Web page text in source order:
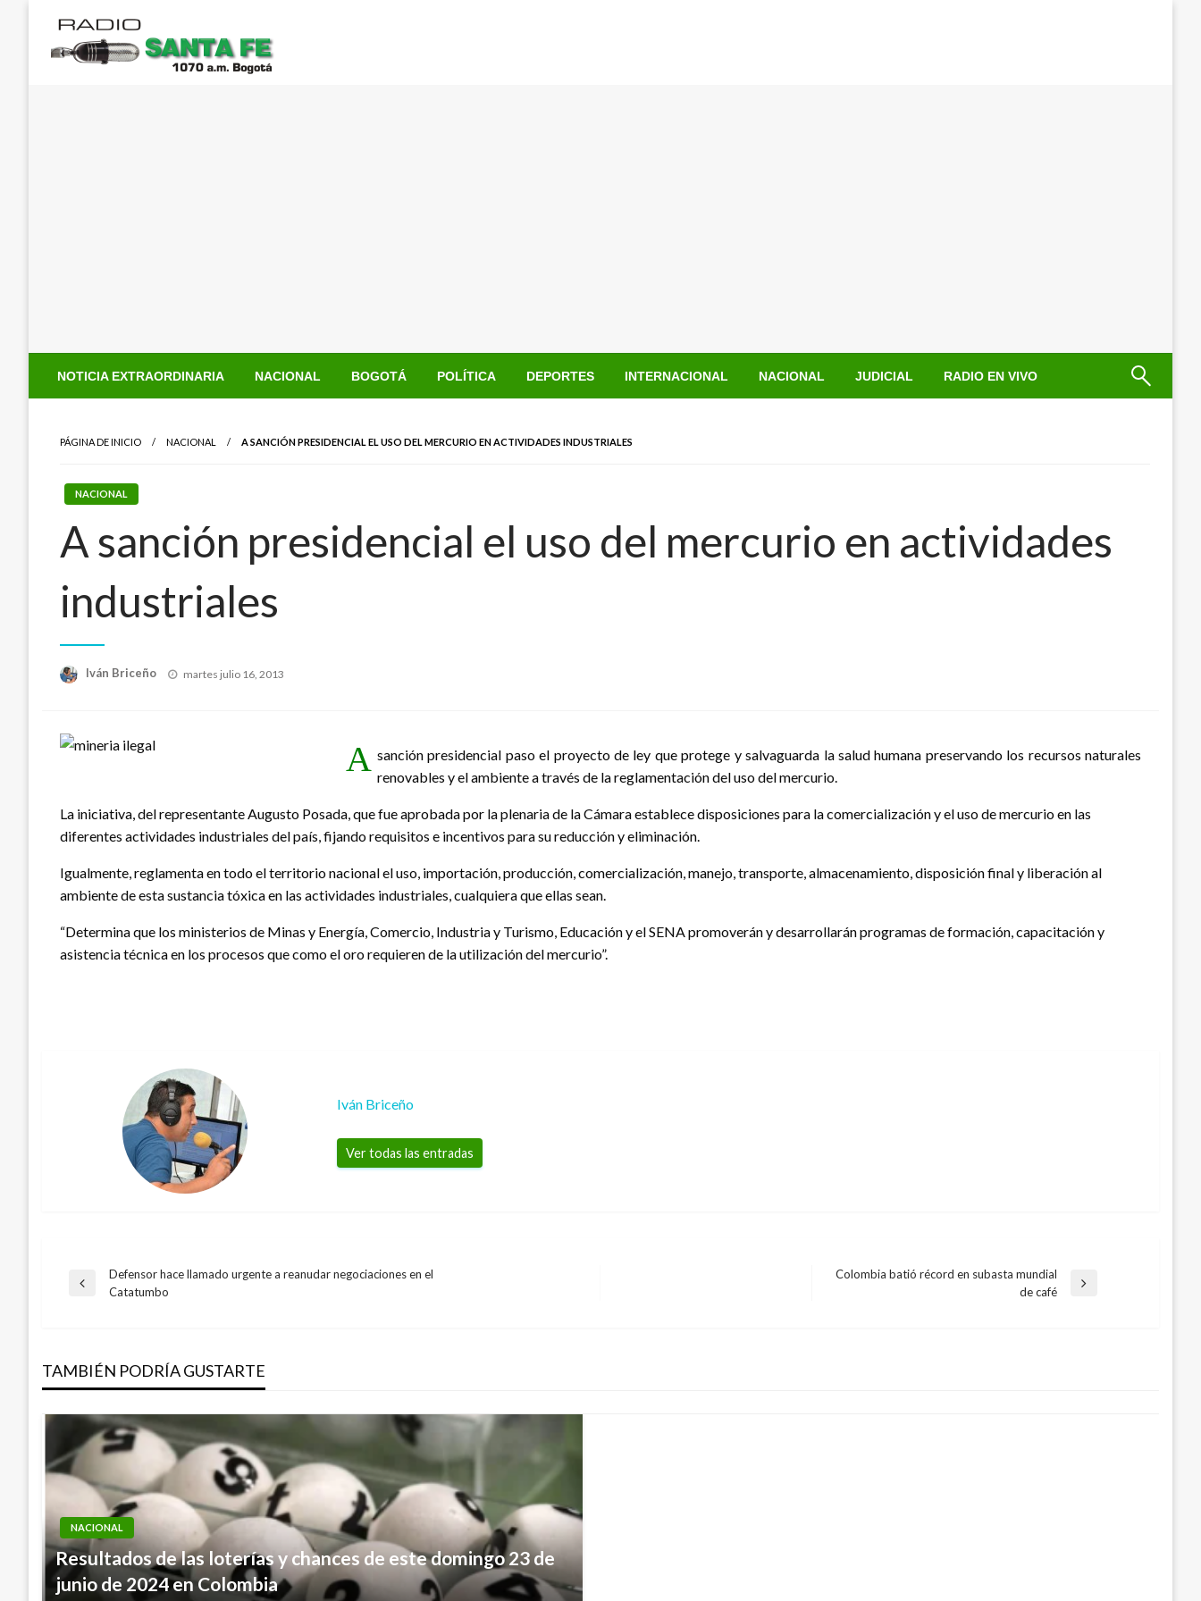
contenido
NOTICIA EXTRAORDINARIA NACIONAL BOGOTÁ POLÍTICA DEPORTES INTERNACIONAL NACIONAL JUDICIAL RADIO EN VIVO
PÁGINA DE INICIO NACIONAL A SANCIÓN PRESIDENCIAL EL USO DEL MERCURIO EN ACTIVIDADES INDUSTRIALES
NACIONAL
A sanción presidencial el uso del mercurio en actividades
industriales
Iván Briceño
Publicado
martes julio 16, 2013
A sanción presidencial paso el proyecto de ley que protege y salvaguarda la salud humana preservando los recursos naturales
renovables y el ambiente a través de la reglamentación del uso del mercurio.
La iniciativa, del representante Augusto Posada, que fue aprobada por la plenaria de la Cámara establece disposiciones para la comercialización y el uso de mercurio en las
diferentes actividades industriales del país, fijando requisitos e incentivos para su reducción y eliminación.
Igualmente, reglamenta en todo el territorio nacional el uso, importación, producción, comercialización, manejo, transporte, almacenamiento, disposición final y liberación al
ambiente de esta sustancia tóxica en las actividades industriales, cualquiera que ellas sean.
“Determina que los ministerios de Minas y Energía, Comercio, Industria y Turismo, Educación y el SENA promoverán y desarrollarán programas de formación, capacitación y
asistencia técnica en los procesos que como el oro requieren de la utilización del mercurio”.
Iván Briceño
Ver todas las entradas
Navegación
entradas
Entrada
Defensor hace llamado urgente a reanudar negociaciones en el
Catatumbo
Colombia batió récord en subasta mundial
de café
TAMBIÉN PODRÍA GUSTARTE
NACIONAL
Resultados de las loterías y chances de este domingo 23 de
junio de 2024 en Colombia